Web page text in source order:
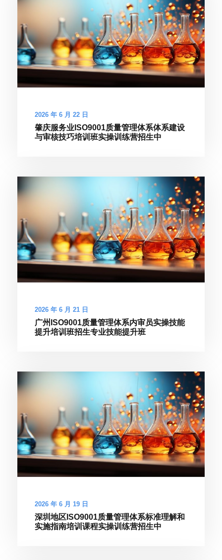
2026 年 6 月 22 日
肇庆服务业ISO9001质量管理体系体系建设
与审核技巧培训班实操训练营招生中
2026 年 6 月 21 日
广州ISO9001质量管理体系内审员实操技能
提升培训班招生专业技能提升班
2026 年 6 月 19 日
深圳地区ISO9001质量管理体系标准理解和
实施指南培训课程实操训练营招生中